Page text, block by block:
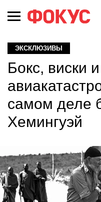
ЭКСКЛЮЗИВЫ
Бокс, виски
самом деле
Хемингуэй